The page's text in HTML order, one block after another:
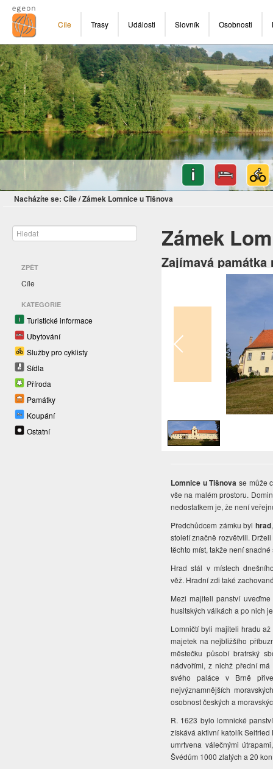
Cíle Trasy Události Slovník Osobnosti
Nacházíte se: Cíle/Zámek Lomnice u Tišnova
ZPĚT
Cíle
KATEGORIE
Turistické informace
Ubytování
Služby pro cyklisty
Sídla
Příroda
Památky
Koupání
Ostatní
Zámek
Zajímavá
Lomnice u Tišnova se může
vše na malém prostoru.
nedostatkem je, že není
Předchůdcem zámku byl hrad
století značně rozvětvili.
těchto míst, takže není
Hrad stál v místech
věž. Hradní zdi také
Mezi majiteli panství
husitských válkách a po nich
Lomničtí byli majiteli hradu
majetek na nejbližšího
městečku působí bratrský
nádvořími, z nichž přední
svého paláce v Brně
nejvýznamnějších
osobnost českých a
R. 1623 bylo lomnické
získává aktivní katolík
umrtvena válečnými
Švédům 1000 zlatých a 20